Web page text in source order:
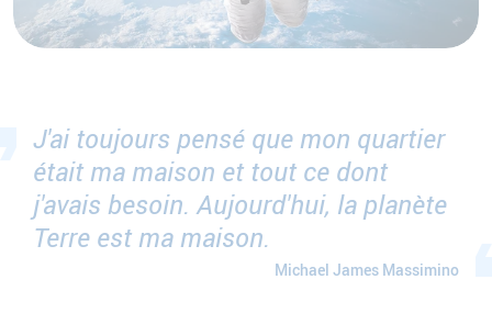
J'ai toujours pensé que mon quartier
était ma maison et tout ce dont
j'avais besoin. Aujourd'hui, la planète
Terre est ma maison.
Michael James Massimino